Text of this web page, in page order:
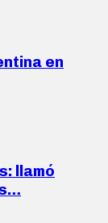
en
llamó